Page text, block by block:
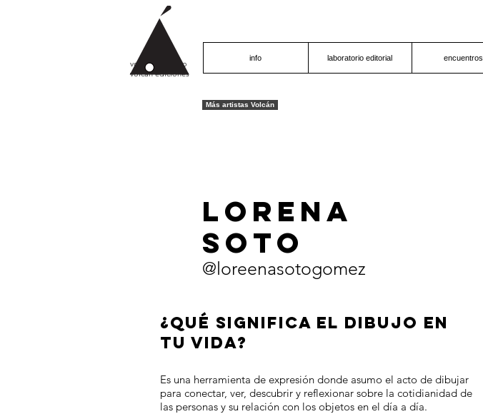
info laboratorio editorial encuentros
Más artistas Volcán
LORENA
SOTO
@loreenasotogomez
¿QUÉ SIGNIFICA EL DIBUJO EN
TU VIDA?
Es una herramienta de expresión donde asumo el acto de dibujar
para conectar, ver, descubrir y reflexionar sobre la cotidianidad de
las personas y su relación con los objetos en el día a día.
volcán proyecto
volcán ediciones